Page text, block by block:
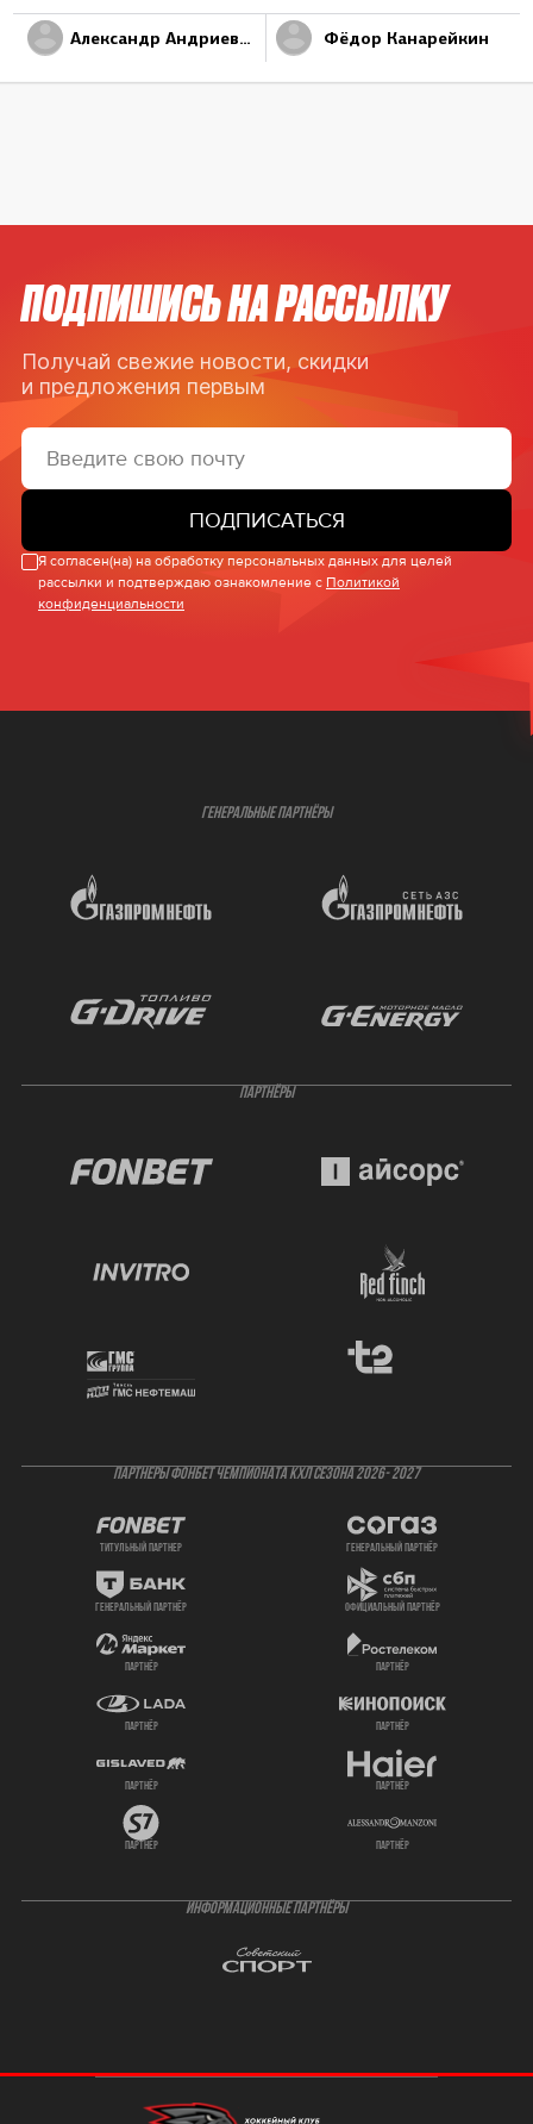
Александр Андриевский Фёдор Канарейкин
ПОДПИШИСЬ НА РАССЫЛКУ
Получай свежие новости, скидки
и предложения первым
ПОДПИСАТЬСЯ
Я согласен(на) на обработку персональных данных для целей
рассылки и подтверждаю ознакомление с Политикой
конфиденциальности
ГЕНЕРАЛЬНЫЕ ПАРТНЁРЫ
ПАРТНЁРЫ
ПАРТНЕРЫ ФОНБЕТ ЧЕМПИОНАТА КХЛ СЕЗОНА 2026- 2027
титульный партнер генеральный партнёр
генеральный партнёр официальный партнёр
партнёр партнёр
партнёр партнёр
партнёр партнёр
партнёр партнёр
ИНФОРМАЦИОННЫЕ ПАРТНЁРЫ